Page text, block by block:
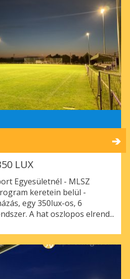
LUX
Egyesületnél - MLSZ
keretein belül -
egy 350lux-os, 6
A hat oszlopos elrend...